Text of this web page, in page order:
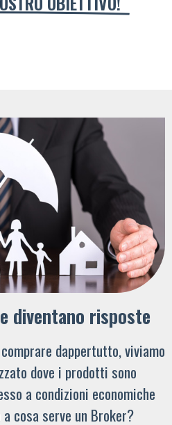
diventano risposte
dappertutto, viviamo
dove i prodotti sono
a condizioni economiche
cosa serve un Broker?